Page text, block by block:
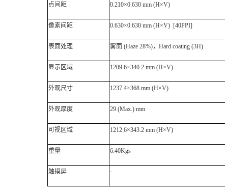
点间距 0.210×0.630 mm (H×V)
像素间距 0.630×0.630 mm (H×V) [40PPI]
表面处理 雾面 (Haze 28%)，Hard coating (3H)
显示区域 1209.6×340.2 mm (H×V)
外观尺寸 1237.4×368 mm (H×V)
外观厚度 29 (Max.) mm
可视区域 1212.6×343.2 mm (H×V)
重量 6.40Kgs
触摸屏 -